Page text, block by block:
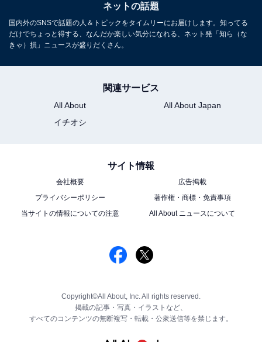
ネットの話題
国内外のSNSで話題の人＆トピックをタイムリーにお届けします。知ってる
だけでちょっと得する、なんだか楽しい気分になれる、ネット発「知ら（な
きゃ）損」ニュースが盛りだくさん。
関連サービス
All About
All About Japan
イチオシ
サイト情報
会社概要
広告掲載
プライバシーポリシー
著作権・商標・免責事項
当サイトの情報についての注意
All About ニュースについて
Copyright©All About, Inc. All rights reserved.
掲載の記事・写真・イラストなど、
すべてのコンテンツの無断複写・転載・公衆送信等を禁じます。